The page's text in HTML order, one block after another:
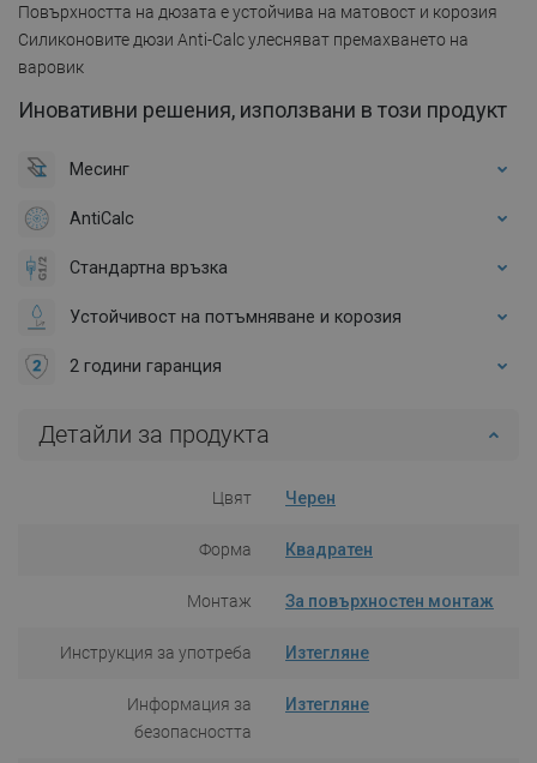
Повърхността на дюзата е устойчива на матовост и корозия
Силиконовите дюзи Anti-Calc улесняват премахването на
варовик
Иновативни решения, използвани в този продукт
Месинг
AntiCalc
Стандартна връзка
Устойчивост на потъмняване и корозия
2 години гаранция
Детайли за продукта
Цвят Черен
Форма Квадратен
Монтаж За повърхностен монтаж
Инструкция за употреба Изтегляне
Информация за
безопасността
Изтегляне